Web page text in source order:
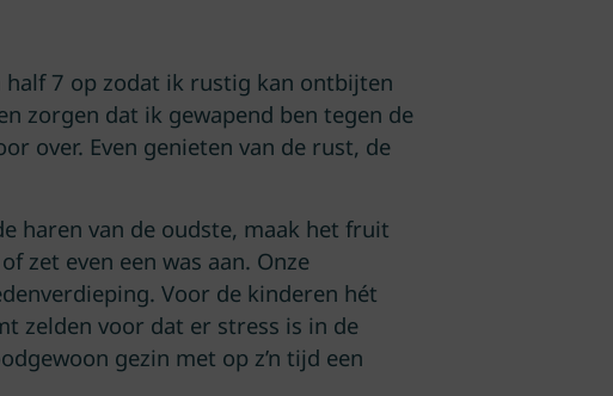
half 7 op zodat ik rustig kan ontbijten
zorgen dat ik gewapend ben tegen de
over. Even genieten van de rust, de
haren van de oudste, maak het fruit
zet even een was aan. Onze
Voor de kinderen hét
zelden voor dat er stress is in de
gezin met op z’n tijd een